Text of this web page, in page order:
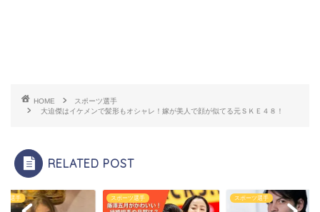
HOME
スポーツ選手
大迫傑はイケメンで髪形もオシャレ！嫁が美人で顔が似てる元ＳＫＥ４８！
RELATED POST
ツ選手 スポーツ選手 スポーツ選手